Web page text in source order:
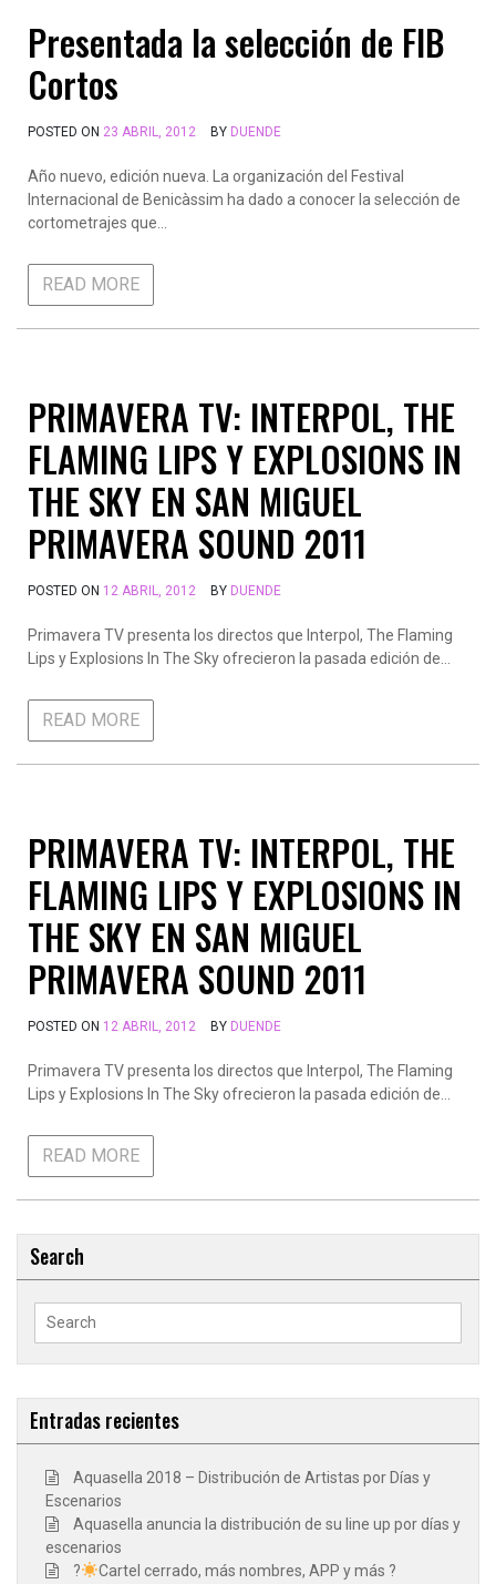
Presentada la selección de FIB
Cortos
POSTED ON 23 ABRIL, 2012 BY DUENDE
Año nuevo, edición nueva. La organización del Festival
Internacional de Benicàssim ha dado a conocer la selección de
cortometrajes que…
READ MORE
PRIMAVERA TV: INTERPOL, THE
FLAMING LIPS Y EXPLOSIONS IN
THE SKY EN SAN MIGUEL
PRIMAVERA SOUND 2011
POSTED ON 12 ABRIL, 2012 BY DUENDE
Primavera TV presenta los directos que Interpol, The Flaming
Lips y Explosions In The Sky ofrecieron la pasada edición de…
READ MORE
PRIMAVERA TV: INTERPOL, THE
FLAMING LIPS Y EXPLOSIONS IN
THE SKY EN SAN MIGUEL
PRIMAVERA SOUND 2011
POSTED ON 12 ABRIL, 2012 BY DUENDE
Primavera TV presenta los directos que Interpol, The Flaming
Lips y Explosions In The Sky ofrecieron la pasada edición de…
READ MORE
Search
Search
Entradas recientes
Aquasella 2018 – Distribución de Artistas por Días y
Escenarios
Aquasella anuncia la distribución de su line up por días y
escenarios
?
Cartel cerrado, más nombres, APP y más ?